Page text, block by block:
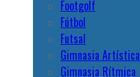
Footgolf
Fútbol
Futsal
Gimnasia Artística
Gimnasia Rítmica